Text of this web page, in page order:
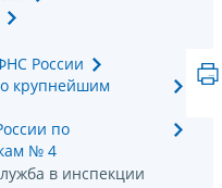
России
крупнейшим
по
№ 4
в инспекции